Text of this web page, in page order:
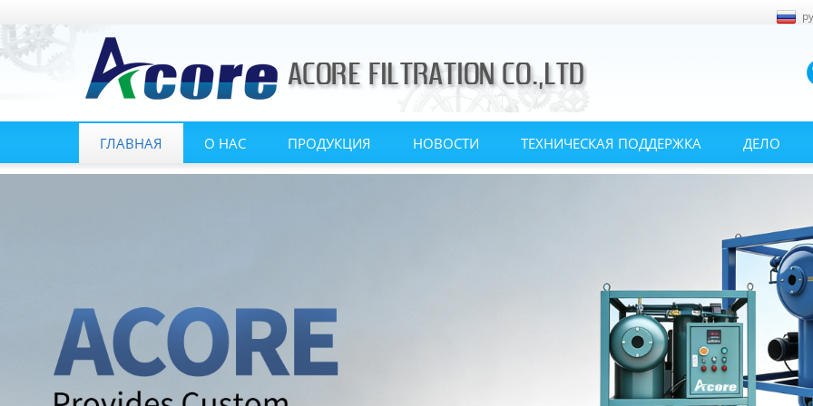
ГЛАВНАЯ О НАС ПРОДУКЦИЯ НОВОСТИ ТЕХНИЧЕСКАЯ ПОДДЕРЖКА ДЕЛО